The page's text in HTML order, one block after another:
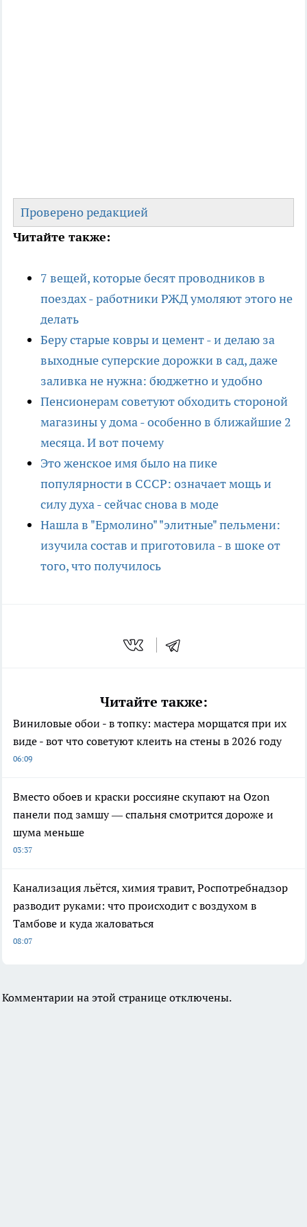
Проверено редакцией
Читайте также:
7 вещей, которые бесят проводников в
поездах - работники РЖД умоляют этого не
делать
Беру старые ковры и цемент - и делаю за
выходные суперские дорожки в сад, даже
заливка не нужна: бюджетно и удобно
Пенсионерам советуют обходить стороной
магазины у дома - особенно в ближайшие 2
месяца. И вот почему
Это женское имя было на пике
популярности в СССР: означает мощь и
силу духа - сейчас снова в моде
Нашла в "Ермолино" "элитные" пельмени:
изучила состав и приготовила - в шоке от
того, что получилось
Читайте также:
Виниловые обои - в топку: мастера морщатся при их
виде - вот что советуют клеить на стены в 2026 году
06:09
Вместо обоев и краски россияне скупают на Ozon
панели под замшу — спальня смотрится дороже и
шума меньше
03:37
Канализация льётся, химия травит, Роспотребнадзор
разводит руками: что происходит с воздухом в
Тамбове и куда жаловаться
08:07
Комментарии на этой странице отключены.